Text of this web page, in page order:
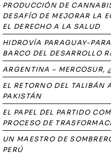
PRODUCCIÓN DE
DESAFÍO DE MEJORAR LA
EL DERECHO A LA SALUD
HIDROVÍA PARAGUAY-
BARCO DEL DESARROLLO
ARGENTINA – MERCOSUR,
EL RETORNO DEL TALIBÁN
PAKISTÁN
EL PAPEL DEL PARTIDO
PROCESO DE
UN MAESTRO DE
PERÚ